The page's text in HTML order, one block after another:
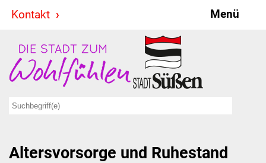
Kontakt Menü
Stadt & Politik
Bürgermeister
Ausschüsse
Altersvorsorge und Ruhestand